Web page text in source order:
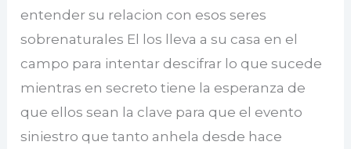
entender su relacion con esos seres
sobrenaturales El los lleva a su casa en el
campo para intentar descifrar lo que sucede
mientras en secreto tiene la esperanza de
que ellos sean la clave para que el evento
siniestro que tanto anhela desde hace